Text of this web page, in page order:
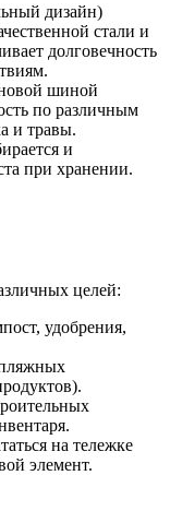
дизайн)
стали и
долговечность
шиной
по различным
и травы.
и
при хранении.
целей:
удобрения,
на тележке
элемент.